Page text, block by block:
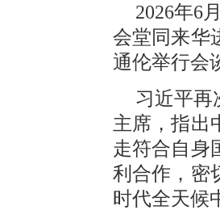
2026年6
会堂同来华
通伦举行会
习近平再
主席，指出
走符合自身
利合作，密
时代全天候